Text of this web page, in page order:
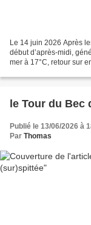
Le 14 juin 2026 Après
début d’après-midi,
mer à 17°C, retour sur
le Tour du
Publié le 13/06/2026 à
Par Thomas